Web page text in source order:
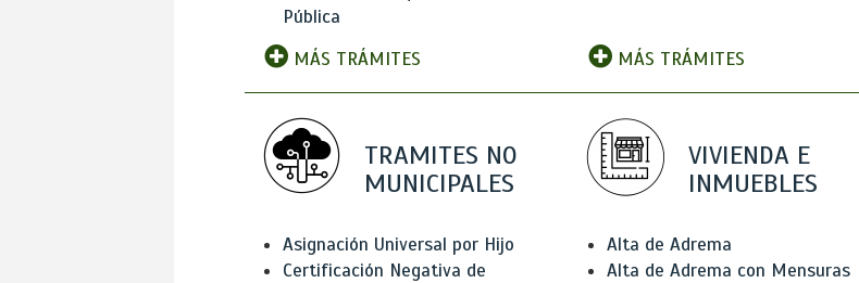
Pública
MÁS TRÁMITES
MÁS TRÁMITES
TRAMITES NO
MUNICIPALES
Asignación Universal por Hijo
Certificación Negativa de
VIVIENDA E
INMUEBLES
Alta de Adrema
Alta de Adrema con Mensuras